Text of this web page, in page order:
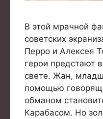
В этой мрачной
советских
Перро и Алексея
герои предстают
свете. Жан,
помощью
обманом
Карабасом. Но